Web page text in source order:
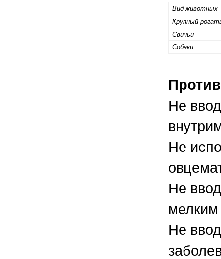
Вид животных
Крупный
Свиньи
Собаки
Не
Не
Не
Не